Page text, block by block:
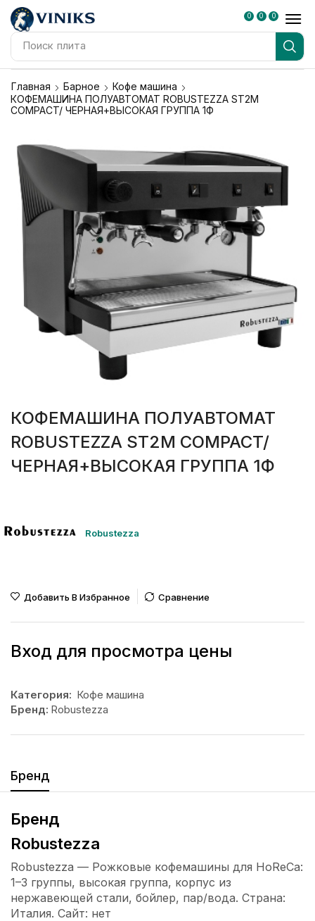
Поиск плита
0 0 0
Главная Барное
Кофе машина
КОФЕМАШИНА ПОЛУАВТОМАТ ROBUSTEZZA ST2M
COMPACT/ ЧЕРНАЯ+ВЫСОКАЯ ГРУППА 1Ф
КОФЕМАШИНА ПОЛУАВТОМАТ
ROBUSTEZZA ST2M COMPACT/
ЧЕРНАЯ+ВЫСОКАЯ ГРУППА 1Ф
Robustezza
Добавить В Избранное Сравнение
Вход для просмотра цены
Категория: Кофе машина
Бренд: Robustezza
Бренд
Бренд
Robustezza
Robustezza — Рожковые кофемашины для HoReCa:
1–3 группы, высокая группа, корпус из
нержавеющей стали, бойлер, пар/вода. Страна:
Италия. Сайт: нет